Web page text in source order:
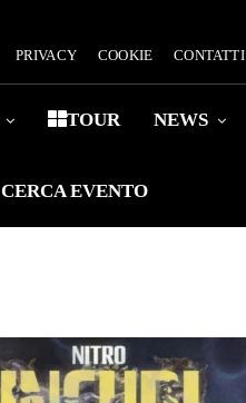
PRIVACY COOKIE CONTATTI
TOUR NEWS
CERCA EVENTO